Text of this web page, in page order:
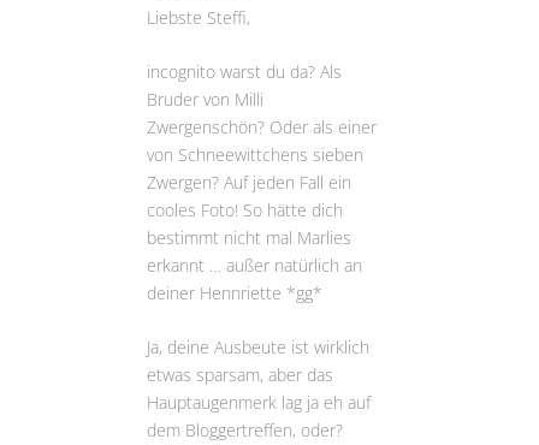
Liebste Steffi,
incognito warst du da? Als
Bruder von Milli
Zwergenschön? Oder als einer
von Schneewittchens sieben
Zwergen? Auf jeden Fall ein
cooles Foto! So hätte dich
bestimmt nicht mal Marlies
erkannt … außer natürlich an
deiner Hennriette *gg*
Ja, deine Ausbeute ist wirklich
etwas sparsam, aber das
Hauptaugenmerk lag ja eh auf
dem Bloggertreffen, oder?